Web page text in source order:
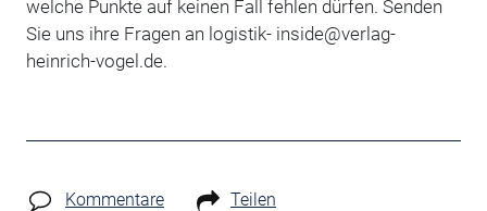
welche Punkte auf keinen Fall fehlen dürfen. Senden
Sie uns ihre Fragen an logistik- inside@verlag-
heinrich-vogel.de.
Kommentare Teilen